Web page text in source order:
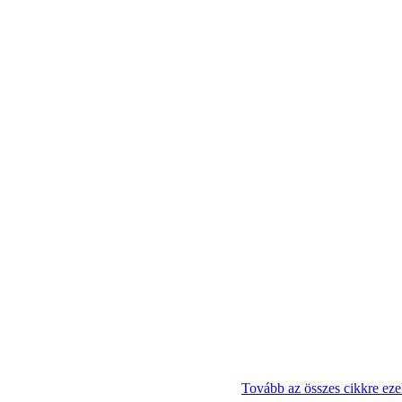
Tovább az összes cikkre